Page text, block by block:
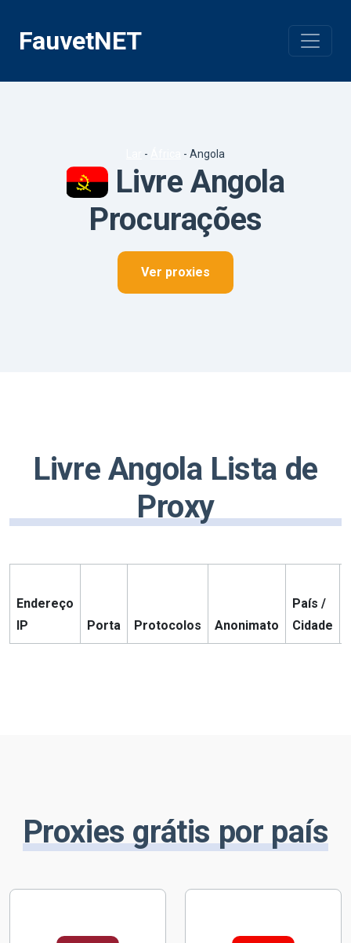
paraFauvetNET
- - Angola
Livre Angola
Procurações
Ver proxies
Livre Angola Lista de
Proxy
Endereço
IP
Porta Protocolos Anonimato
País /
Cidade
Proxies grátis por país